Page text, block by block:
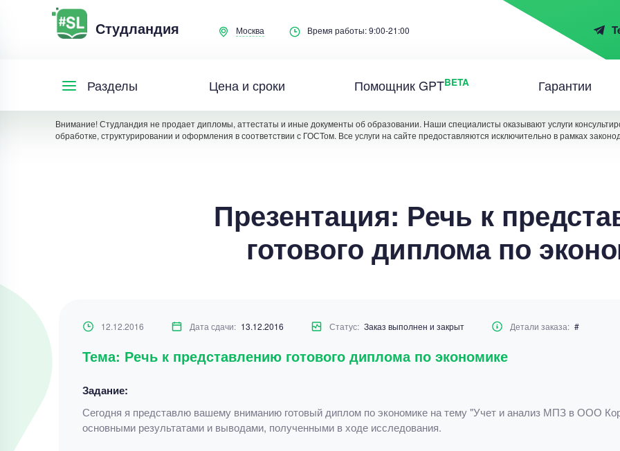
Студландия Москва Время работы: 9:00-21:00
Разделы Цена и сроки Помощник GPTBETA Гарантии
Внимание! Студландия не продает дипломы, аттестаты и иные документы об образовании. Наши специалисты оказывают услуги
обработке, структурировании и оформления в соответствии с ГОСТом. Все услуги на сайте предоставляются исключительно в рамках
Презентация: Речь к
готового диплома по
12.12.2016 Дата сдачи: 13.12.2016 Статус: Заказ выполнен и закрыт Детали заказа: #
Тема: Речь к представлению готового диплома по экономике
Задание:
Сегодня я представлю вашему вниманию готовый диплом по экономике на тему "Учет и анализ МПЗ в ООО
основными результатами и выводами, полученными в ходе исследования.